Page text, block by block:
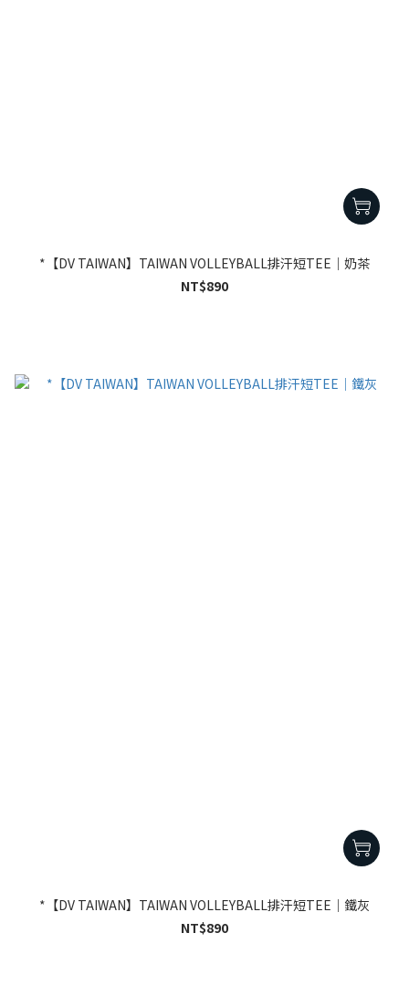
*【DV TAIWAN】TAIWAN VOLLEYBALL排汗短TEE｜奶茶
NT$890
*【DV TAIWAN】TAIWAN VOLLEYBALL排汗短TEE｜鐵灰
NT$890